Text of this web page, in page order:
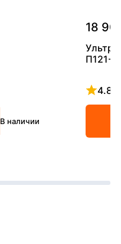
В наличии
18
П121-
4.8